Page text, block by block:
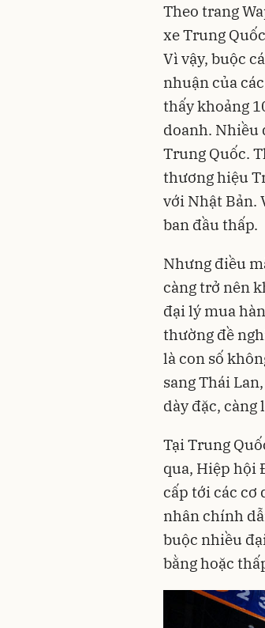
Theo trang
xe Trung
Vì vậy, buộc
nhuận của
thấy khoảng
doanh. Nhiều
Trung Quốc.
thương hiệu
với Nhật Bản.
ban đầu thấp.
Nhưng điều
càng trở nên
đại lý mua
thường đề
là con số
sang Thái
dày đặc,
Tại Trung
qua, Hiệp hội
cấp tới các cơ
nhân chính
buộc nhiều
bằng hoặc